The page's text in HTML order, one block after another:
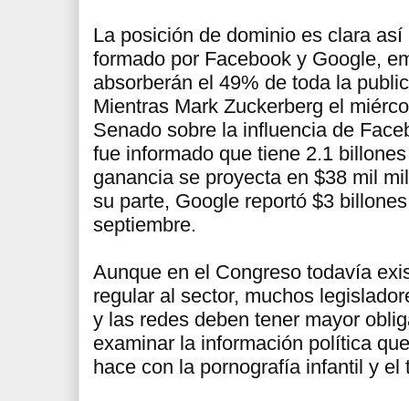
La posición de dominio es clara
formado por Facebook y Google,
absorberán el 49% de toda la
Mientras Mark Zuckerberg el
Senado sobre la influencia de
fue informado que tiene 2.1
ganancia se proyecta en $38 mil
su parte, Google reportó $3
septiembre.
Aunque en el Congreso todavía
regular al sector, muchos
y las redes deben tener mayor
examinar la información política
hace con la pornografía infantil y el